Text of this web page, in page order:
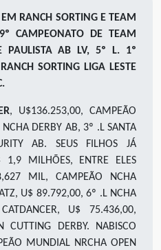
RANCH SORTING E TEAM
CAMPEONATO DE TEAM
PAULISTA AB LV, 5º L. 1º
SORTING LIGA LESTE
, U$136.253,00, CAMPEÃO
DERBY AB, 3º .L SANTA
AB. SEUS FILHOS JÁ
MILHÕES, ENTRE ELES
MIL, CAMPEÃO NCHA
U$ 89.792,00, 6º .L NCHA
U$ 75.436,00,
CUTTING DERBY. NABISCO
MUNDIAL NRCHA OPEN